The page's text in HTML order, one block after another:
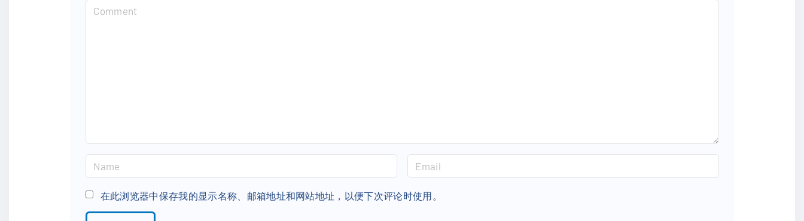
a
m
e
m
a
在此浏览器中保存我的显示名称、邮箱地址和网站地址，以便下次评论时使用。